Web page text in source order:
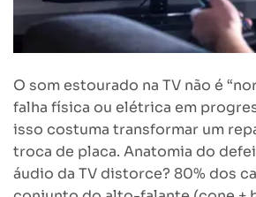
O som estourado na TV não é
falha física ou elétrica em
isso costuma transformar um
troca de placa. Anatomia do
áudio da TV distorce? 80% dos